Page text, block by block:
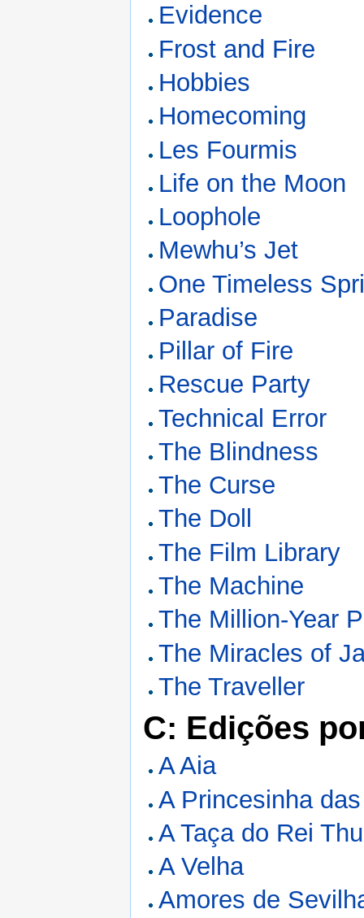
Evidence
Frost and Fire
Hobbies
Homecoming
Les Fourmis
Life on the Moon
Loophole
Mewhu’s Jet
One Timeless
Paradise
Pillar of Fire
Rescue Party
Technical Error
The Blindness
The Curse
The Doll
The Film Library
The Machine
The Million-Year
The Miracles of
The Traveller
C: Edições
A Aia
A Princesinha
A Taça do Rei
A Velha
Amores de